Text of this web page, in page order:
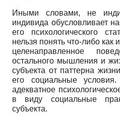
Иными словами, не
индивида обусловливает
его психологического
нельзя понять что-либо
целенаправленное
остального мышления и
субъекта от паттерна
его социальные
адекватное
в виду социальные
субъекта.